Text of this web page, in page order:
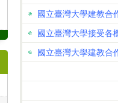
國立臺灣大學建教合
國立臺灣大學接受各
國立臺灣大學建教合